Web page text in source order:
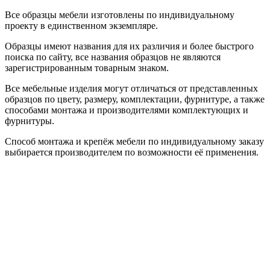
Все образцы мебели изготовлены по индивидуальному
проекту в единственном экземпляре.
Образцы имеют названия для их различия и более быстрого
поиска по сайту, все названия образцов не являются
зарегистрированным товарным знаком.
Все мебельные изделия могут отличаться от представленных
образцов по цвету, размеру, комплектации, фурнитуре, а также
способами монтажа и производителями комплектующих и
фурнитуры.
Способ монтажа и крепёж мебели по индивидуальному заказу
выбирается производителем по возможности её применения.